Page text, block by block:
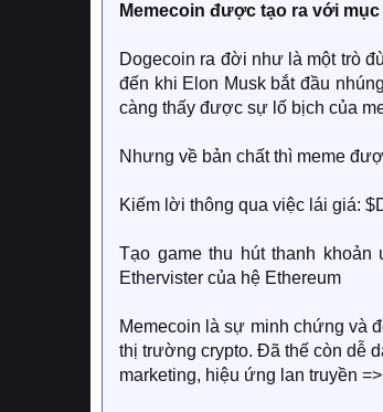
Memecoin được tạo ra với
Dogecoin ra đời như là một trò
đến khi Elon Musk bắt đầu
càng thấy được sự lố bịch của
Nhưng về bản chất thì meme
Kiếm lời thông qua việc lái giá:
Tạo game thu hút thanh
Ethervister của hệ Ethereum
Memecoin là sự minh chứng và
thị trường crypto. Đã thế còn dễ
marketing, hiệu ứng lan truyền